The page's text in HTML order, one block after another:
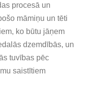
procesā un
māmiņu un tēti
ko būtu jāņem
dzemdībās, un
tuvības pēc
saistītiem